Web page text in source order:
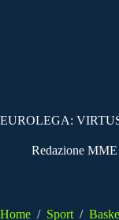
EUROLEGA:
Redazione MME
Home / Sport /